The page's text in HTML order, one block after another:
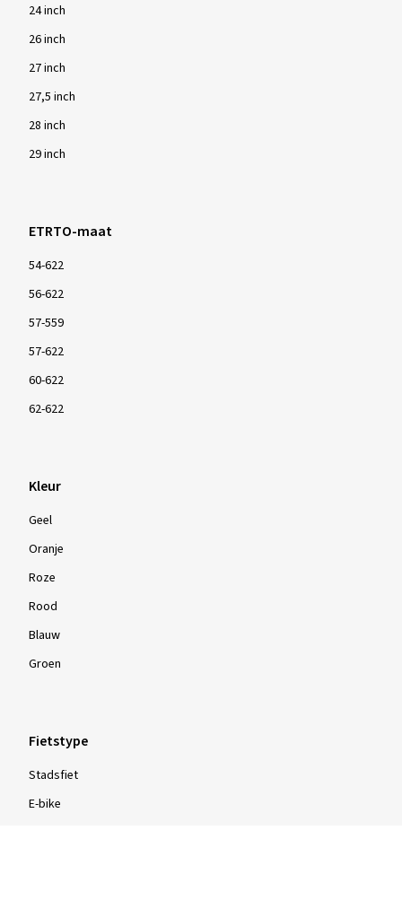
24 inch
26 inch
27 inch
27,5 inch
28 inch
29 inch
ETRTO-maat
54-622
56-622
57-559
57-622
60-622
62-622
Kleur
Geel
Oranje
Roze
Rood
Blauw
Groen
Fietstype
Stadsfiet
E-bike